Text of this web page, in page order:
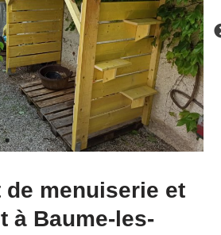
de menuiserie et
à Baume-les-